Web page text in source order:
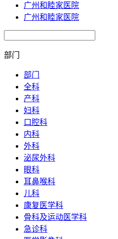
广州和睦家医院
广州和睦家医院
部门
部门
全科
产科
妇科
口腔科
内科
外科
泌尿外科
眼科
耳鼻喉科
儿科
康复医学科
骨科及运动医学科
急诊科